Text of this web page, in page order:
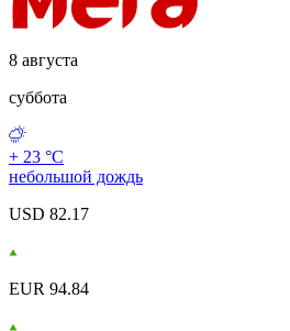
8 августа
суббота
+ 23 °С
небольшой дождь
USD 82.17
EUR 94.84